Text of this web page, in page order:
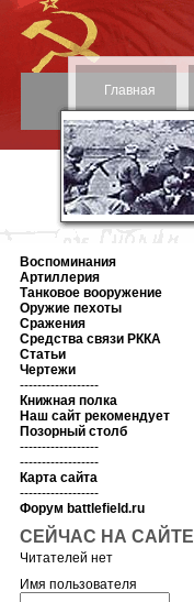
Главная
Воспоминания
Артиллерия
Танковое вооружение
Оружие пехоты
Сражения
Средства связи РККА
Статьи
Чертежи
------------------
Книжная полка
Наш сайт рекомендует
Позорный столб
------------------
------------------
Карта сайта
------------------
Форум battlefield.ru
СЕЙЧАС НА САЙТЕ
Читателей нет
Имя пользователя